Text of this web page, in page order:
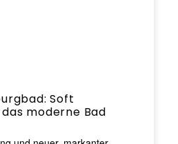
Soft
moderne Bad